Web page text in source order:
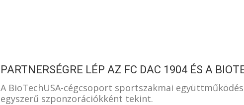
PARTNERSÉGRE LÉP AZ FC DAC 1904 ÉS A
A BioTechUSA-cégcsoport sportszakmai
egyszerű szponzorációkként tekint.